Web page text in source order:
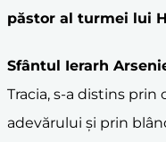
păstor al turmei lui
Sfântul Ierarh
Tracia, s-a distins
adevărului și prin